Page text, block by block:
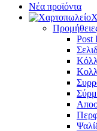
Νέα προϊόντα
Post